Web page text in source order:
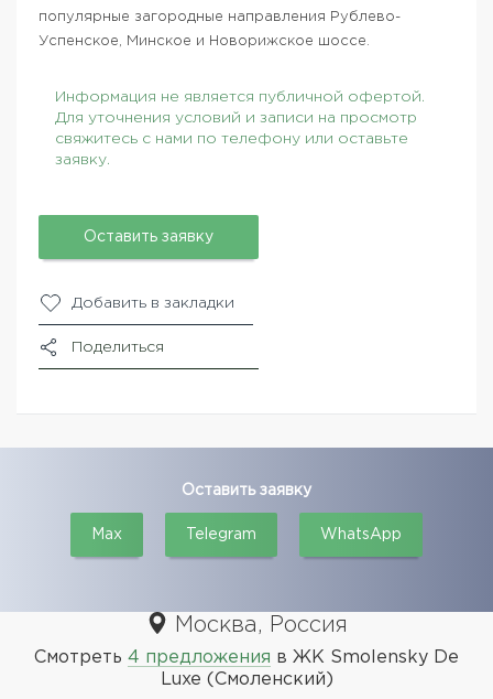
популярные загородные направления Рублево-
Успенское, Минское и Новорижское шоссе.
Информация не является публичной офертой.
Для уточнения условий и записи на просмотр
свяжитесь с нами по телефону или оставьте
заявку.
Оставить заявку
Добавить в закладки
Поделиться
Оставить заявку
Max Telegram WhatsApp
Москва, Россия
Смотреть 4 предложения в ЖК Smolensky De
Luxe (Смоленский)